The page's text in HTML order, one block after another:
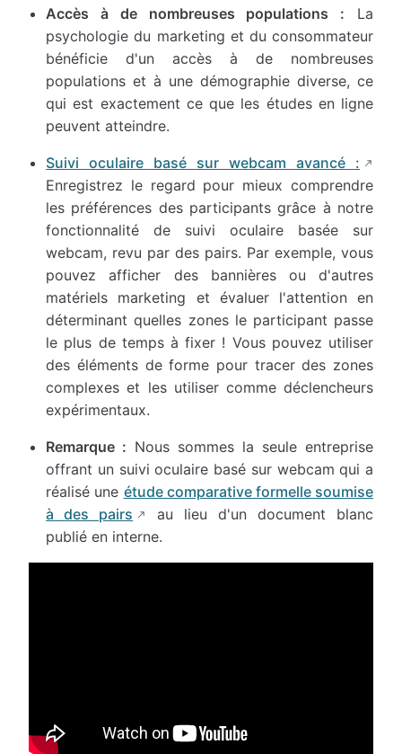
Accès à de nombreuses populations : La
psychologie du marketing et du consommateur
bénéficie d'un accès à de nombreuses
populations et à une démographie diverse, ce
qui est exactement ce que les études en ligne
peuvent atteindre.
Suivi oculaire basé sur webcam avancé :
Enregistrez le regard pour mieux comprendre
les préférences des participants grâce à notre
fonctionnalité de suivi oculaire basée sur
webcam, revu par des pairs. Par exemple, vous
pouvez afficher des bannières ou d'autres
matériels marketing et évaluer l'attention en
déterminant quelles zones le participant passe
le plus de temps à fixer ! Vous pouvez utiliser
des éléments de forme pour tracer des zones
complexes et les utiliser comme déclencheurs
expérimentaux.
Remarque : Nous sommes la seule entreprise
offrant un suivi oculaire basé sur webcam qui a
réalisé une étude comparative formelle soumise
à des pairs
au lieu d'un document blanc
publié en interne.